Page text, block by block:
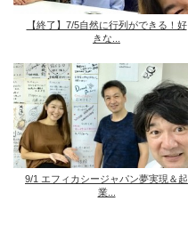
【終了】7/5自然に行列ができる！好
きな...
9/1 エフィカシージャパン夢実現＆起
業...